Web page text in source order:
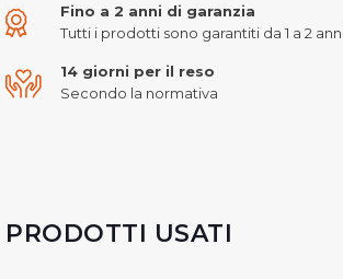
Fino a 2 anni di garanzia
Tutti i prodotti sono garantiti da 1 a 2
14 giorni per il reso
Secondo la normativa
PRODOTTI USATI